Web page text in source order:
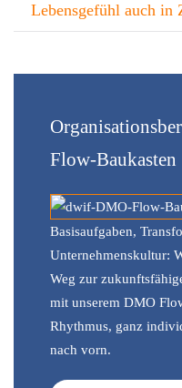
Lebensgefühl auch in
Flow-Baukasten
Basisaufgaben,
Unternehmenskultur:
Weg zur
mit unserem DMO
Rhythmus, ganz
nach vorn.